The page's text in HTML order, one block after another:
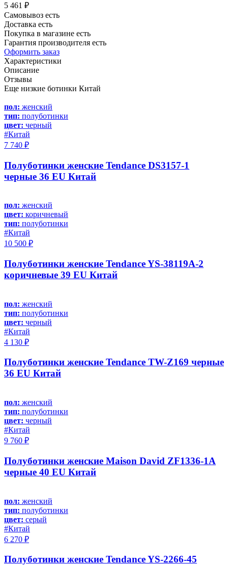
5 461 ₽
Самовывоз есть
Доставка есть
Покупка в магазине есть
Гарантия производителя есть
Оформить заказ
Характеристики
Описание
Отзывы
Еще низкие ботинки Китай
пол: женский
тип: полуботинки
цвет: черный
#Китай
7 740 ₽
Полуботинки женские Tendance DS3157-1
черные 36 EU Китай
пол: женский
цвет: коричневый
тип: полуботинки
#Китай
10 500 ₽
Полуботинки женские Tendance YS-38119A-2
коричневые 39 EU Китай
пол: женский
тип: полуботинки
цвет: черный
#Китай
4 130 ₽
Полуботинки женские Tendance TW-Z169 черные
36 EU Китай
пол: женский
тип: полуботинки
цвет: черный
#Китай
9 760 ₽
Полуботинки женские Maison David ZF1336-1A
черные 40 EU Китай
пол: женский
тип: полуботинки
цвет: серый
#Китай
6 270 ₽
Полуботинки женские Tendance YS-2266-45